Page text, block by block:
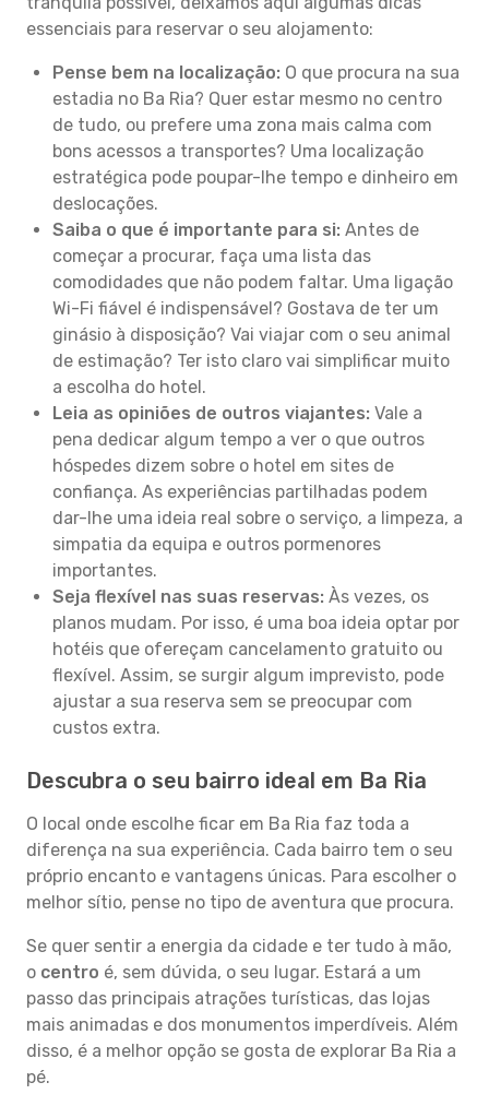
essenciais para reservar o seu alojamento:
Pense bem na localização: O que procura na sua
estadia no Ba Ria? Quer estar mesmo no centro
de tudo, ou prefere uma zona mais calma com
bons acessos a transportes? Uma localização
estratégica pode poupar-lhe tempo e dinheiro em
deslocações.
Saiba o que é importante para si: Antes de
começar a procurar, faça uma lista das
comodidades que não podem faltar. Uma ligação
Wi-Fi fiável é indispensável? Gostava de ter um
ginásio à disposição? Vai viajar com o seu animal
de estimação? Ter isto claro vai simplificar muito
a escolha do hotel.
Leia as opiniões de outros viajantes: Vale a
pena dedicar algum tempo a ver o que outros
hóspedes dizem sobre o hotel em sites de
confiança. As experiências partilhadas podem
dar-lhe uma ideia real sobre o serviço, a limpeza, a
simpatia da equipa e outros pormenores
importantes.
Seja flexível nas suas reservas: Às vezes, os
planos mudam. Por isso, é uma boa ideia optar por
hotéis que ofereçam cancelamento gratuito ou
flexível. Assim, se surgir algum imprevisto, pode
ajustar a sua reserva sem se preocupar com
custos extra.
Descubra o seu bairro ideal em Ba Ria
O local onde escolhe ficar em Ba Ria faz toda a
diferença na sua experiência. Cada bairro tem o seu
próprio encanto e vantagens únicas. Para escolher o
melhor sítio, pense no tipo de aventura que procura.
Se quer sentir a energia da cidade e ter tudo à mão,
o centro é, sem dúvida, o seu lugar. Estará a um
passo das principais atrações turísticas, das lojas
mais animadas e dos monumentos imperdíveis. Além
disso, é a melhor opção se gosta de explorar Ba Ria a
pé.